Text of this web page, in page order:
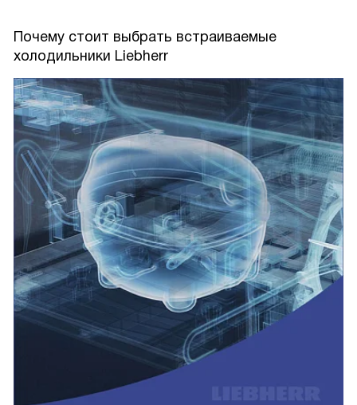
Почему стоит выбрать встраиваемые
холодильники Liebherr